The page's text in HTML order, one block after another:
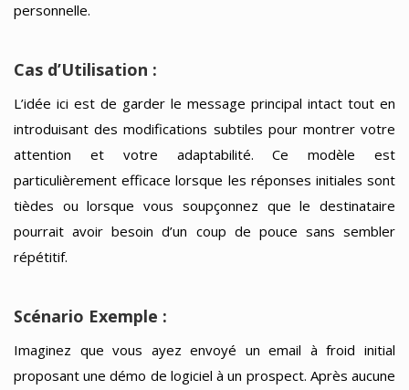
personnelle.
Cas d’Utilisation :
L’idée ici est de garder le message principal intact tout en
introduisant des modifications subtiles pour montrer votre
attention et votre adaptabilité. Ce modèle est
particulièrement efficace lorsque les réponses initiales sont
tièdes ou lorsque vous soupçonnez que le destinataire
pourrait avoir besoin d’un coup de pouce sans sembler
répétitif.
Scénario Exemple :
Imaginez que vous ayez envoyé un email à froid initial
proposant une démo de logiciel à un prospect. Après aucune